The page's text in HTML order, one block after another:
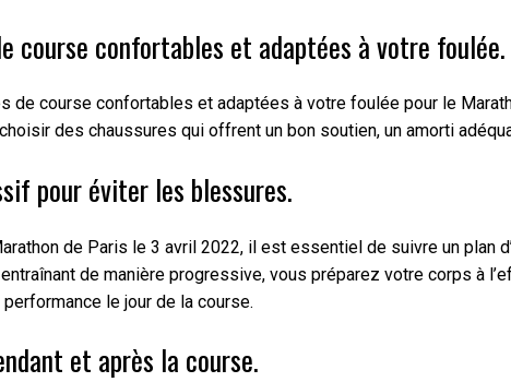
course confortables et adaptées à votre foulée.
de course confortables et adaptées à votre foulée pour le
des chaussures qui offrent un bon soutien, un amorti
pour éviter les blessures.
de Paris le 3 avril 2022, il est essentiel de suivre un
de manière progressive, vous préparez votre corps à
le jour de la course.
et après la course.